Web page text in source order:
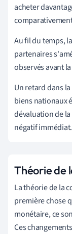
acheter
Au fil du temps,
partenaires
observés avant
Un retard dans
biens nationaux
dévaluation de
négatif immédiat.
Théorie de
La théorie de la
première chose
monétaire, ce
Ces